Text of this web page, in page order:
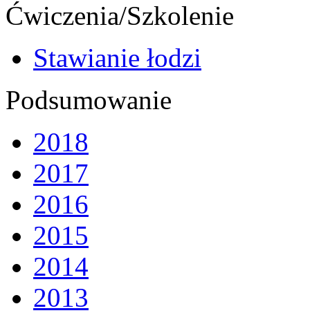
Ćwiczenia/Szkolenie
Stawianie łodzi
Podsumowanie
2018
2017
2016
2015
2014
2013